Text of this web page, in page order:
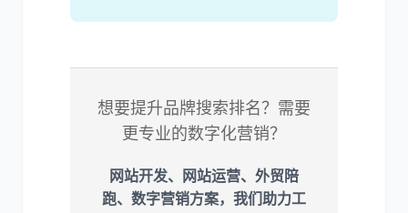
想要提升品牌搜索排名？需要
更专业的数字化营销？
网站开发、网站运营、外贸陪
跑、数字营销方案，我们助力工